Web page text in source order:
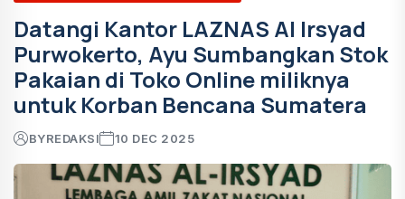
Datangi Kantor LAZNAS Al Irsyad
Purwokerto, Ayu Sumbangkan Stok
Pakaian di Toko Online miliknya
untuk Korban Bencana Sumatera
BYREDAKSI 10 DEC 2025